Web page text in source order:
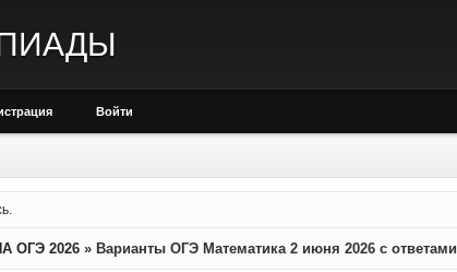
Войти
ОГЭ 2026 » Варианты ОГЭ Математика 2 июня 2026 с ответами